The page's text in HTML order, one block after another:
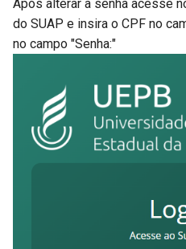
Após alterar a senha acesse
do SUAP e insira o CPF no
no campo "Senha:"